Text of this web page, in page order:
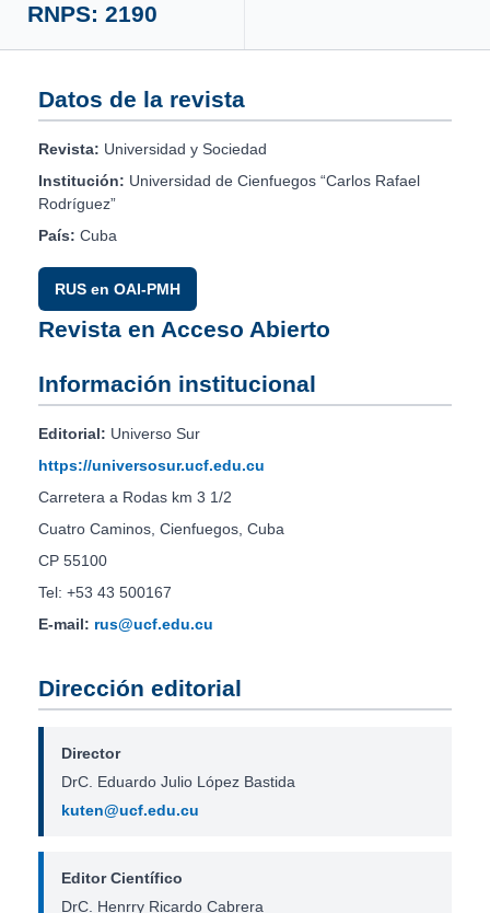
RNPS: 2190
Datos de la revista
Revista: Universidad y Sociedad
Institución: Universidad de Cienfuegos “Carlos Rafael
Rodríguez”
País: Cuba
RUS en OAI-PMH
Revista en Acceso Abierto
Información institucional
Editorial: Universo Sur
https://universosur.ucf.edu.cu
Carretera a Rodas km 3 1/2
Cuatro Caminos, Cienfuegos, Cuba
CP 55100
Tel: +53 43 500167
E-mail: rus@ucf.edu.cu
Dirección editorial
Director
DrC. Eduardo Julio López Bastida
kuten@ucf.edu.cu
Editor Científico
DrC. Henrry Ricardo Cabrera